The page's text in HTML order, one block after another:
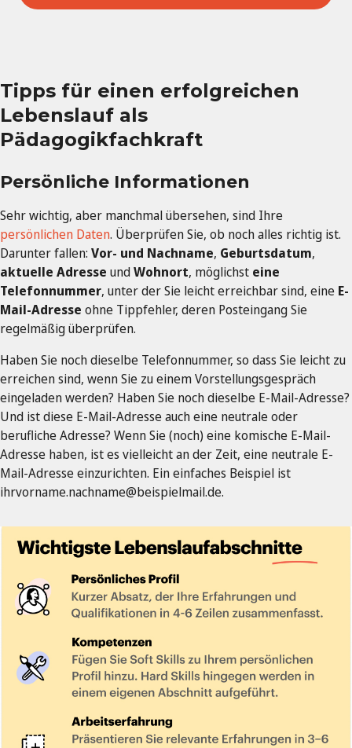
Tipps für einen erfolgreichen
Lebenslauf als
Pädagogikfachkraft
Persönliche Informationen
Sehr wichtig, aber manchmal übersehen, sind Ihre
persönlichen Daten. Überprüfen Sie, ob noch alles richtig ist.
Darunter fallen: Vor- und Nachname, Geburtsdatum,
aktuelle Adresse undWohnort, möglichst eine
Telefonnummer, unter der Sie leicht erreichbar sind, eine E-
Mail-Adresse ohne Tippfehler, deren Posteingang Sie
regelmäßig überprüfen.
Haben Sie noch dieselbe Telefonnummer, so dass Sie leicht zu
erreichen sind, wenn Sie zu einem Vorstellungsgespräch
eingeladen werden? Haben Sie noch dieselbe E-Mail-Adresse?
Und ist diese E-Mail-Adresse auch eine neutrale oder
berufliche Adresse? Wenn Sie (noch) eine komische E-Mail-
Adresse haben, ist es vielleicht an der Zeit, eine neutrale E-
Mail-Adresse einzurichten. Ein einfaches Beispiel ist
ihrvorname.nachname@beispielmail.de.